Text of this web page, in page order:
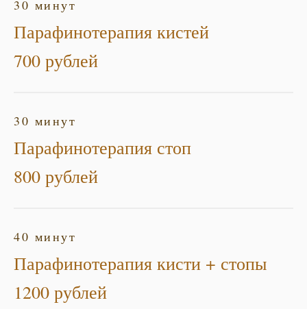
30 минут
Парафинотерапия кистей
700 рублей
30 минут
Парафинотерапия стоп
800 рублей
40 минут
Парафинотерапия кисти + стопы
1200 рублей